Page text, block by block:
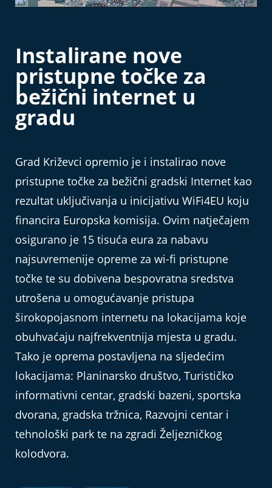
Instalirane nove
pristupne točke za
bežični internet u
gradu
Grad Križevci opremio je i instalirao nove
pristupne točke za bežični gradski Internet kao
rezultat uključivanja u inicijativu WiFi4EU koju
financira Europska komisija. Ovim natječajem
osigurano je 15 tisuća eura za nabavu
najsuvremenije opreme za wi-fi pristupne
točke te su dobivena bespovratna sredstva
utrošena u omogućavanje pristupa
širokopojasnom internetu na lokacijama koje
obuhvaćaju najfrekventnija mjesta u gradu.
Tako je oprema postavljena na sljedećim
lokacijama: Planinarsko društvo, Turističko
informativni centar, gradski bazeni, sportska
dvorana, gradska tržnica, Razvojni centar i
tehnološki park te na zgradi Željezničkog
kolodvora.